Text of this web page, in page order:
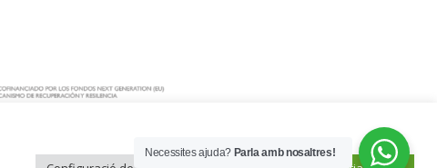
Necessites ajuda? Parla amb nosaltres!